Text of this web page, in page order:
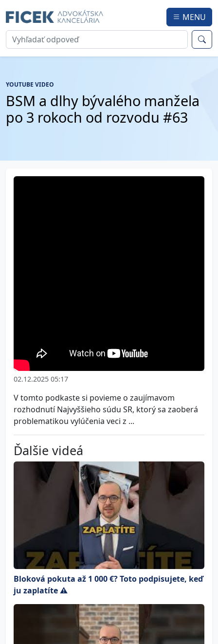
MENU
YOUTUBE VIDEO
BSM a dlhy bývalého manžela
po 3 rokoch od rozvodu #63
02.12.2025 05:17
V tomto podkaste si povieme o zaujímavom
rozhodnutí Najvyššieho súdu SR, ktorý sa zaoberá
problematikou vylúčenia veci z ...
Ďalšie videá
Bloková pokuta až 1 000 €? Toto podpisujete, keď
ju zaplatíte ⚠️